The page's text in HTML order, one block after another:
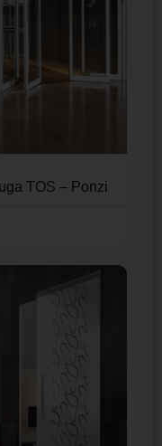
TOS – Ponzi